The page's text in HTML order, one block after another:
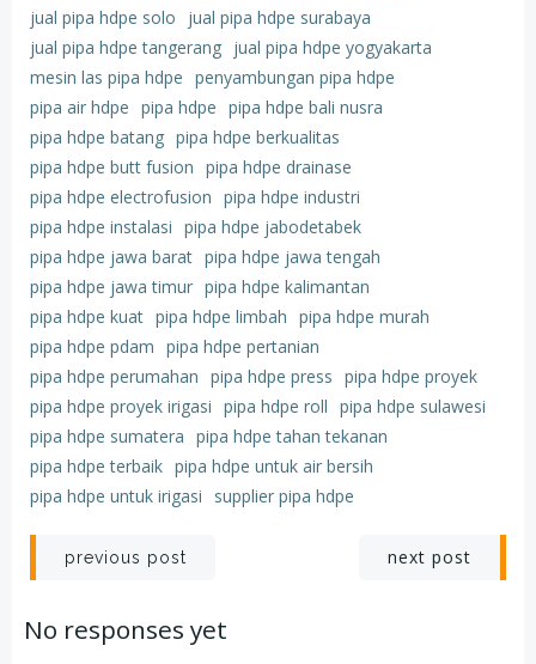
jual pipa hdpe solo
jual pipa hdpe surabaya
jual pipa hdpe tangerang jual pipa hdpe yogyakarta
mesin las pipa hdpe penyambungan pipa hdpe
pipa air hdpe pipa hdpe pipa hdpe bali nusra
pipa hdpe batang pipa hdpe berkualitas
pipa hdpe butt fusion pipa hdpe drainase
pipa hdpe electrofusion pipa hdpe industri
pipa hdpe instalasi pipa hdpe jabodetabek
pipa hdpe jawa barat pipa hdpe jawa tengah
pipa hdpe jawa timur pipa hdpe kalimantan
pipa hdpe kuat pipa hdpe limbah pipa hdpe murah
pipa hdpe pdam pipa hdpe pertanian
pipa hdpe perumahan pipa hdpe press pipa hdpe proyek
pipa hdpe proyek irigasi pipa hdpe roll pipa hdpe sulawesi
pipa hdpe sumatera pipa hdpe tahan tekanan
pipa hdpe terbaik pipa hdpe untuk air bersih
pipa hdpe untuk irigasi
supplier pipa hdpe
Post
navigation
previous post next post
No responses yet